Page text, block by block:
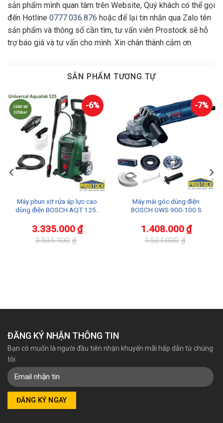
sản phẩm mình quan tâm trên Website, Quý khách có thể gọi
đến Hotline 0777.036.876 hoặc để lại tin nhắn qua Zalo tên
sản phẩm và thông số cần tìm, tư vấn viên Prostock sẽ hỗ
trợ báo giá và tư vấn cho mình. Xin chân thành cảm ơn.
SẢN PHẨM TƯƠNG TỰ
-6%
Máy phun xịt rửa áp lực cao
dùng điện BOSCH AQT 125 |
3.535.100 ₫
3.335.000₫
-7%
Máy mài góc dùng điện
BOSCH GWS 900-100 S
1.521.000 ₫
1.408.000₫
ĐĂNG KÝ NHẬN THÔNG TIN
Bạn có muốn là người đầu tiên nhận khuyến mãi hấp dẫn từ chúng
tôi